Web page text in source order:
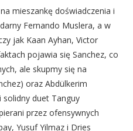
mieszankę doświadczenia i
Fernando Muslera, a w
jak Kaan Ayhan, Victor
pojawia się Sanchez, co
ale skupmy się na
oraz Abdülkerim
solidny duet Tanguy
przez ofensywnych
Yusuf Yilmaz i Dries